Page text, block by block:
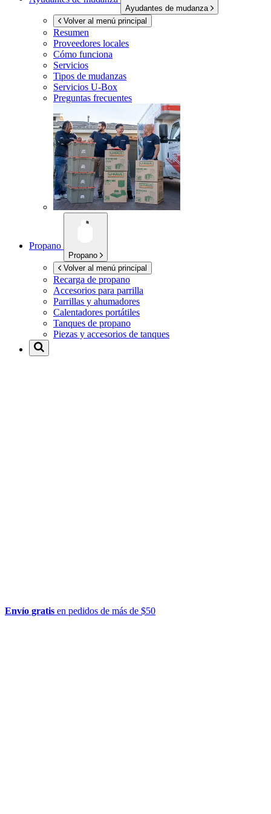
Ayudantes de mudanza
Volver al menú principal
Resumen
Proveedores locales
Cómo funciona
Servicios
Tipos de mudanzas
Servicios U-Box
Preguntas frecuentes
Propano
Propano
Volver al menú principal
Recarga de propano
Accesorios para parrilla
Parrillas y ahumadores
Calentadores portátiles
Tanques de propano
Piezas y accesorios de tanques
Envío gratis en pedidos de más de $50